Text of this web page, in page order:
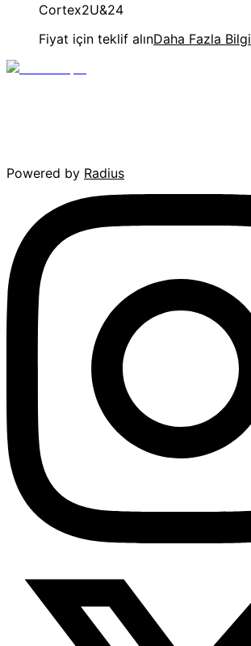
Cortex2U&24
Fiyat için teklif alınDaha Fazla Bilgi
Powered by Radius